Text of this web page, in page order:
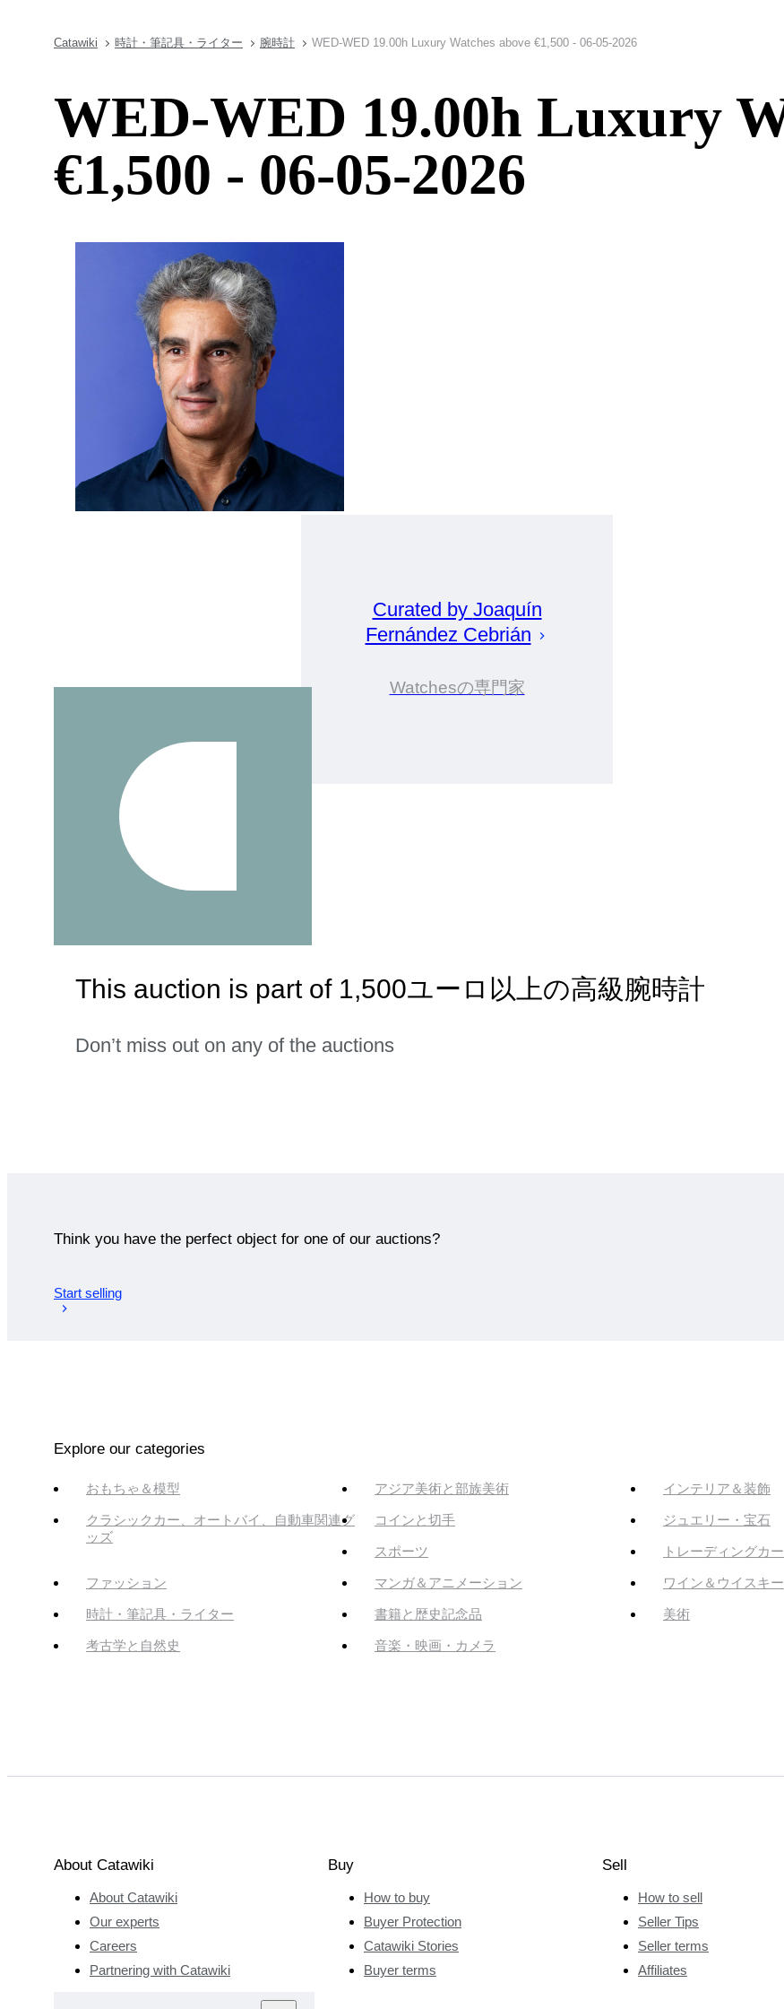
Catawiki 時計・筆記具・ライター 腕時計 WED-WED 19.00h Luxury Watches above €1,500 - 06-05-2026
WED-WED 19.00h Luxury
€1,500 - 06-05-2026
Curated by Joaquín
Fernández Cebrián
Watchesの専門家
This auction is part of 1,500ユーロ以上の高級腕時計
Don’t miss out on any of the auctions
Think you have the perfect object for one of our auctions?
Start selling
Explore our categories
おもちゃ＆模型 アジア美術と部族美術 インテリア＆装飾
クラシックカー、オートバイ、自動車関連グ
ッズ
コインと切手 ジュエリー・宝石
スポーツ トレーディングカ
ファッション マンガ＆アニメーション ワイン＆ウイスキー
時計・筆記具・ライター 書籍と歴史記念品 美術
考古学と自然史 音楽・映画・カメラ
About Catawiki
About Catawiki
Our experts
Careers
Partnering with Catawiki
Buy
How to buy
Buyer Protection
Catawiki Stories
Buyer terms
Sell
How to sell
Seller Tips
Seller terms
Affiliates